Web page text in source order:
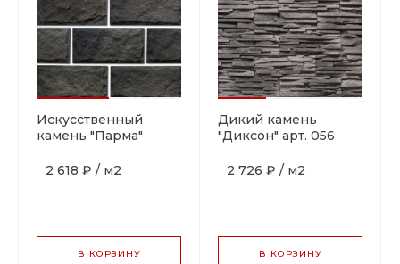
Искусственный
камень "Парма"
2 618 ₽ / м2
В КОРЗИНУ
Дикий камень
"Диксон" арт. 056
2 726 ₽ / м2
В КОРЗИНУ